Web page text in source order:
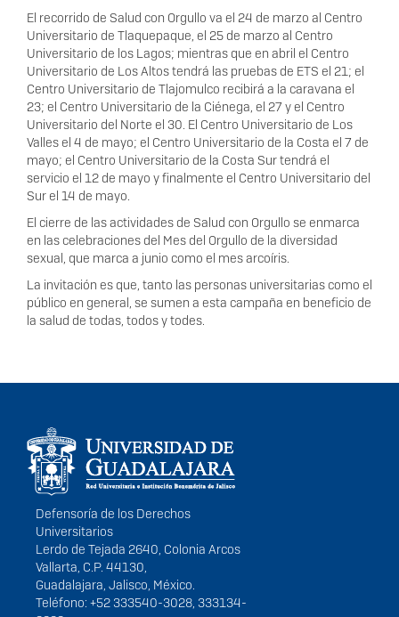
El recorrido de Salud con Orgullo va el 24 de marzo al Centro
Universitario de Tlaquepaque, el 25 de marzo al Centro
Universitario de los Lagos; mientras que en abril el Centro
Universitario de Los Altos tendrá las pruebas de ETS el 21; el
Centro Universitario de Tlajomulco recibirá a la caravana el
23; el Centro Universitario de la Ciénega, el 27 y el Centro
Universitario del Norte el 30. El Centro Universitario de Los
Valles el 4 de mayo; el Centro Universitario de la Costa el 7 de
mayo; el Centro Universitario de la Costa Sur tendrá el
servicio el 12 de mayo y finalmente el Centro Universitario del
Sur el 14 de mayo.
El cierre de las actividades de Salud con Orgullo se enmarca
en las celebraciones del Mes del Orgullo de la diversidad
sexual, que marca a junio como el mes arcoíris.
La invitación es que, tanto las personas universitarias como el
público en general, se sumen a esta campaña en beneficio de
la salud de todas, todos y todes.
Información del
portal
Defensoría de los Derechos
Universitarios
Lerdo de Tejada 2640, Colonia Arcos
Vallarta, C.P. 44130,
Guadalajara, Jalisco, México.
Teléfono: +52 333540-3028, 333134-